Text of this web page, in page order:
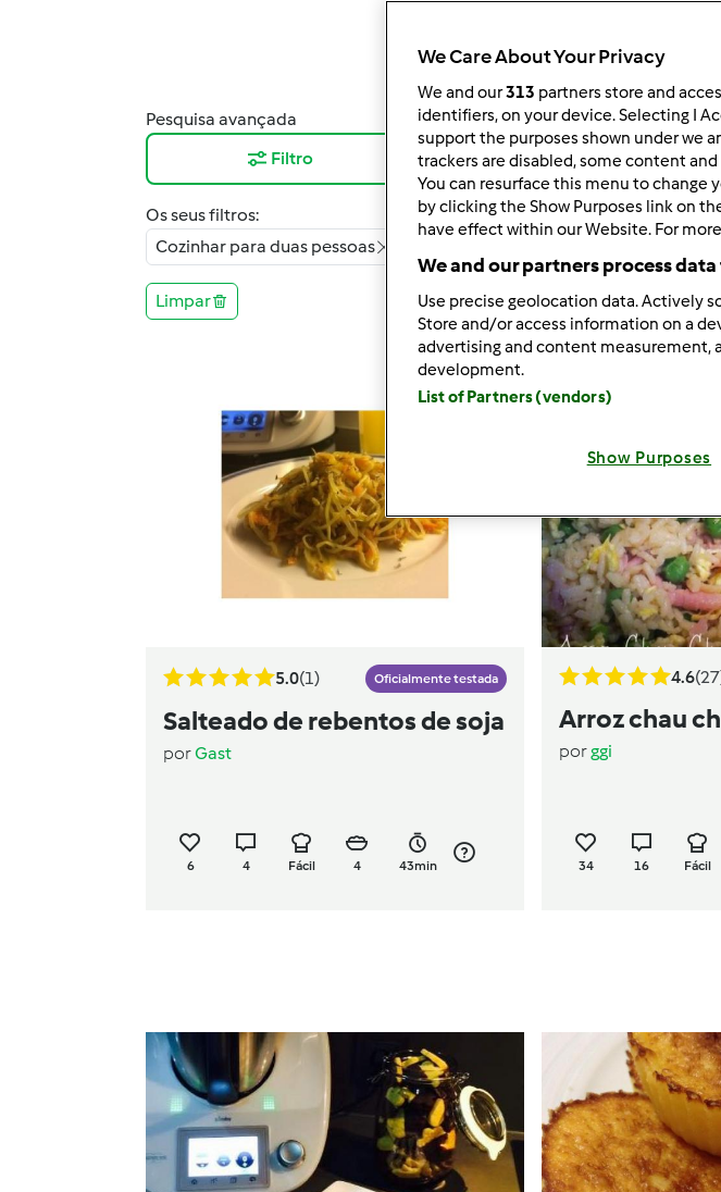
Pesquisa avançada
Filtro
Resultados por página:
12
Os seus filtros:
Cozinhar para duas pessoas
Limpar
5.0(1) Oficialmente testada
Salteado de rebentos de soja
porGast
6 4 Fácil 4 43min
4.6
Arroz chau
porggi
34 16 Fácil
We Care About Your Privacy
We and our313 partners store and
identifiers, on your device. Selecting I
support the purposes shown under we
trackers are disabled, some content
You can resurface this menu to change
by clicking the Show Purposes link on
have effect within our Website. For
We and our partners process
Use precise geolocation data. Actively
Store and/or access information on a
advertising and content measurement,
development.
List of Partners (vendors)
Show Purposes